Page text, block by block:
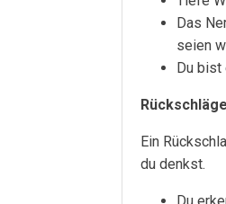
Das
seien
Du bist
Ein
du denkst.